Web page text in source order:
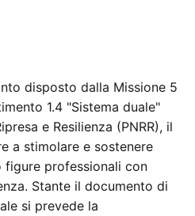
disposto dalla Missione 5
1.4 "Sistema duale"
e Resilienza (PNRR), il
a stimolare e sostenere
professionali con
Stante il documento di
si prevede la